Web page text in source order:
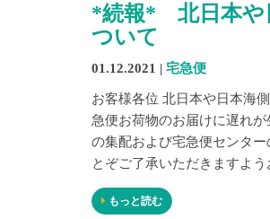
*続報* 北日本や
ついて
01.12.2021 | 宅急便
お客様各位 北日本や日本海
急便お荷物のお届けに遅れ
の集配および宅急便センタ
とぞご了承いただきますよ
もっと読む